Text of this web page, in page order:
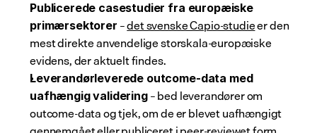
Publicerede casestudier fra europæiske
primærsektorer – det svenske Capio-studie er den
mest direkte anvendelige storskala-europæiske
evidens, der aktuelt findes.
Leverandørleverede outcome-data med
uafhængig validering – bed leverandører om
outcome-data og tjek, om de er blevet uafhængigt